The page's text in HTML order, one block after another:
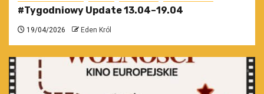
#Tygodniowy Update 13.04–19.04
19/04/2026 Eden Król